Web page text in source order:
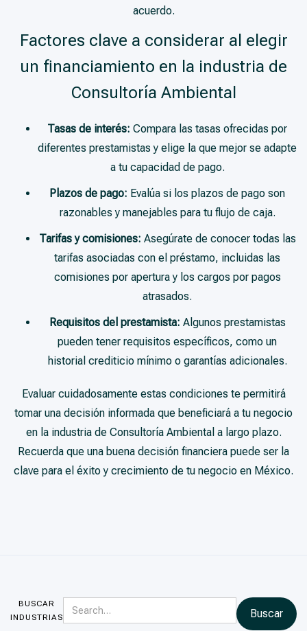
acuerdo.
Factores clave a considerar al elegir
un financiamiento en la industria de
Consultoría Ambiental
Tasas de interés: Compara las tasas ofrecidas por
diferentes prestamistas y elige la que mejor se adapte
a tu capacidad de pago.
Plazos de pago: Evalúa si los plazos de pago son
razonables y manejables para tu flujo de caja.
Tarifas y comisiones: Asegúrate de conocer todas las
tarifas asociadas con el préstamo, incluidas las
comisiones por apertura y los cargos por pagos
atrasados.
Requisitos del prestamista: Algunos prestamistas
pueden tener requisitos específicos, como un
historial crediticio mínimo o garantías adicionales.
Evaluar cuidadosamente estas condiciones te permitirá
tomar una decisión informada que beneficiará a tu negocio
en la industria de Consultoría Ambiental a largo plazo.
Recuerda que una buena decisión financiera puede ser la
clave para el éxito y crecimiento de tu negocio en México.
BUSCAR
INDUSTRIAS